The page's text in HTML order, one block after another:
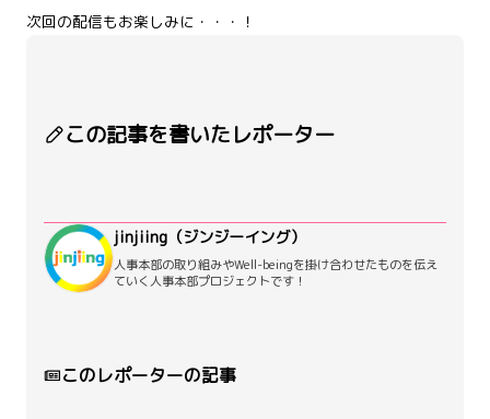
次回の配信もお楽しみに・・・！
この記事を書いたレポーター
jinjiing（ジンジーイング）
人事本部の取り組みやWell-beingを掛け合わせたものを伝え
ていく人事本部プロジェクトです！
このレポーターの記事